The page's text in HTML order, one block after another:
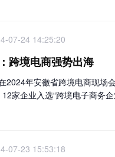
07-24 14:25:20
跨境电商强势出海
2024年安徽省跨境电商现场
家企业入选“跨境电子商务
07-23 15:53:18